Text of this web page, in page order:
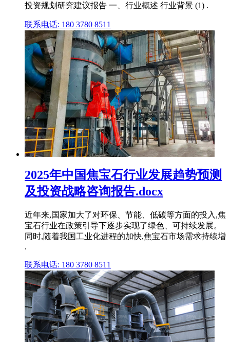
投资规划研究建议报告 一、行业概述 行业背景 (1) .
联系电话: 180 3780 8511
2025年中国焦宝石行业发展趋势预测
及投资战略咨询报告.docx
近年来,国家加大了对环保、节能、低碳等方面的投入,焦
宝石行业在政策引导下逐步实现了绿色、可持续发展。
同时,随着我国工业化进程的加快,焦宝石市场需求持续增
.
联系电话: 180 3780 8511